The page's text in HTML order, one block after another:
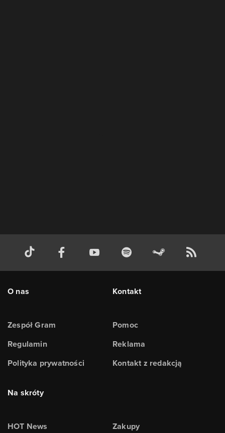
O nas
Zespół Gram
Regulamin
Polityka prywatności
Kontakt
Pomoc
Reklama
Kontakt z redakcją
Na skróty
HOT News Zakupy